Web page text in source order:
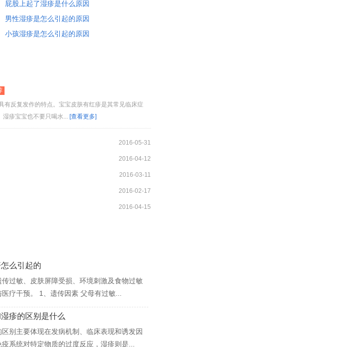
屁股上起了湿疹是什么原因
男性湿疹是怎么引起的原因
小孩湿疹是怎么引起的原因
有反复发作的特点。宝宝皮肤有红疹是其常见临床症
湿疹宝宝也不要只喝水... [查看更多]
2016-05-31
2016-04-12
2016-03-11
2016-02-17
2016-04-15
么引起的
过敏、皮肤屏障受损、环境刺激及食物过敏
疗干预。 1、遗传因素 父母有过敏...
疹的区别是什么
别主要体现在发病机制、临床表现和诱发因
系统对特定物质的过度反应，湿疹则是...